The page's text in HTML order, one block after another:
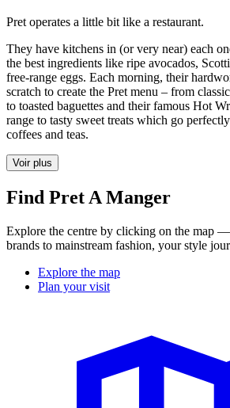
Pret operates a little bit like a restaurant.
They have kitchens in (or very near) each
the best ingredients like ripe avocados,
free-range eggs. Each morning, their
scratch to create the Pret menu – from
to toasted baguettes and their famous Hot
range to tasty sweet treats which go
coffees and teas.
Voir plus
Find Pret A Manger
Explore the centre by clicking on the map
brands to mainstream fashion, your style
Explore the map
Plan your visit